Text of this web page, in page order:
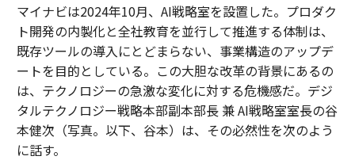
マイナビは2024年10月、AI戦略室を設置した。プロダク
ト開発の内製化と全社教育を並行して推進する体制は、
既存ツールの導入にとどまらない、事業構造のアップデ
ートを目的としている。この大胆な改革の背景にあるの
は、テクノロジーの急激な変化に対する危機感だ。デジ
タルテクノロジー戦略本部副本部長 兼 AI戦略室室長の谷
本健次（写真。以下、谷本）は、その必然性を次のよう
に話す。